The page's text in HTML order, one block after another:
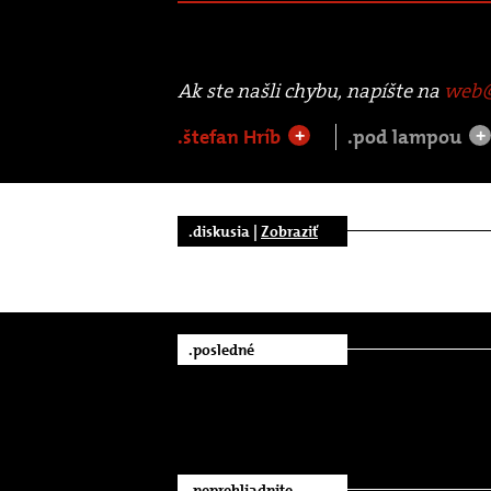
Ak ste našli chybu, napíšte na
.štefan Hríb
+ .pod lampou +
.diskusia | Zobraziť
.posledné